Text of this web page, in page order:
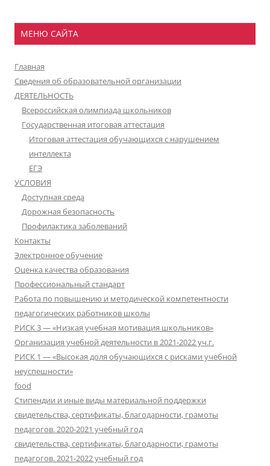
МЕНЮ САЙТА
Главная
Сведения об образовательной организации
ДЕЯТЕЛЬНОСТЬ
Всероссийская олимпиада школьников
Государственная итоговая аттестация
Итоговая аттестация обучающихся с нарушением
интеллекта
ЕГЭ
УСЛОВИЯ
Доступная среда
Дорожная безопасность
Профилактика заболеваний
Контакты
Электронное обучение
Оценка качества образования
Профессиональный стандарт
Работа по повышению и методической компетентности
педагогических работников школы
РИСК 3 — «Низкая учебная мотивация школьников»
Организация учебной деятельности в 2021-2022 уч.г.
РИСК 1 — «Высокая доля обучающихся с рисками учебной
неуспешности»
food
Стипендии и иные виды материальной поддержки
свидетельства, сертификаты, благодарности, грамоты
педагогов. 2020-2021 учебный год
свидетельства, сертификаты, благодарности, грамоты
педагогов. 2021-2022 учебный год